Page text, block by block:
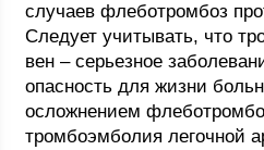
случаев флеботромбоз
Следует учитывать, что
вен – серьезное
опасность для жизни
осложнением
тромбоэмболия легочной